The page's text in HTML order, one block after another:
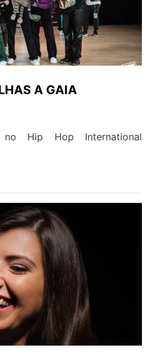
A GAIA
no Hip Hop International